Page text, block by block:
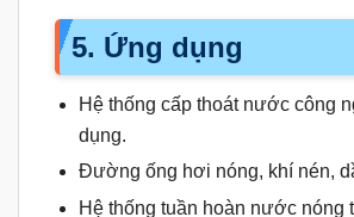
5. Ứng dụng
Hệ thống cấp thoát nước công
dụng.
Đường ống hơi nóng, khí nén,
Hệ thống tuần hoàn nước nóng